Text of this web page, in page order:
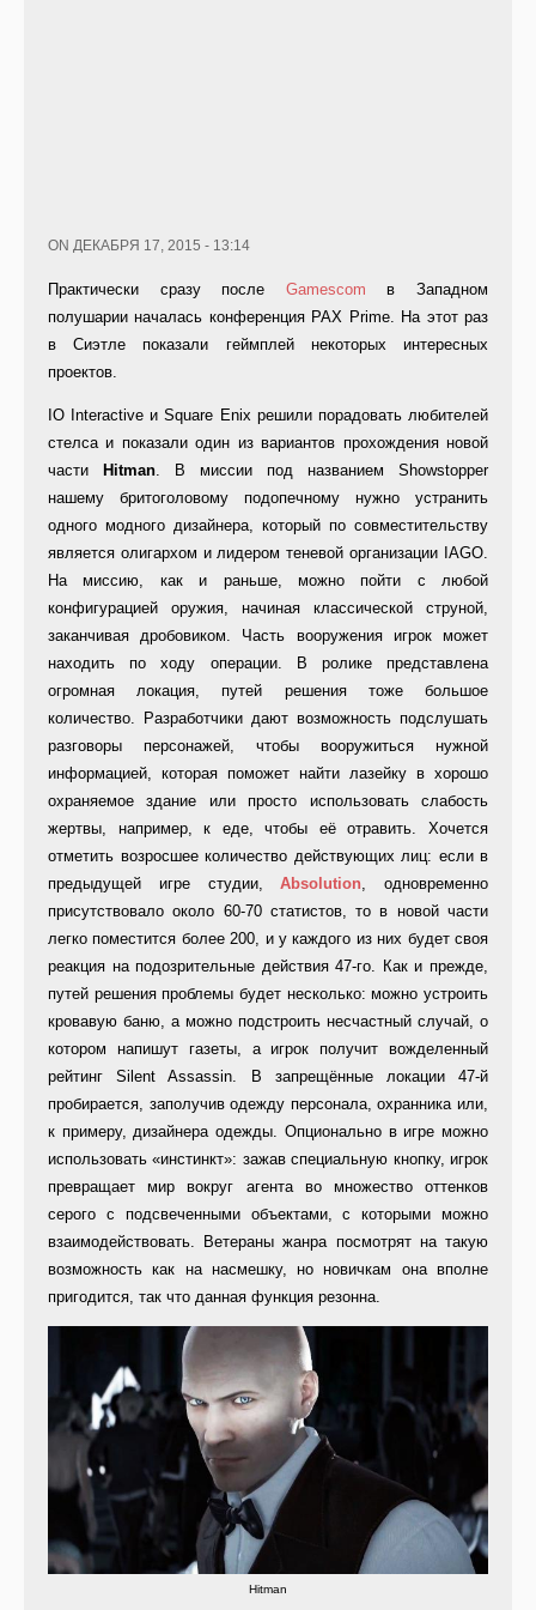
ON ДЕКАБРЯ 17, 2015 - 13:14
Практически сразу после Gamescom в Западном
полушарии началась конференция PAX Prime. На этот раз
в Сиэтле показали геймплей некоторых интересных
проектов.
IO Interactive и Square Enix решили порадовать любителей
стелса и показали один из вариантов прохождения новой
части
Hitman. В миссии под названием Showstopper
нашему бритоголовому подопечному нужно устранить
одного модного дизайнера, который по совместительству
является олигархом и лидером теневой организации IAGO.
На миссию, как и раньше, можно пойти с любой
конфигурацией оружия, начиная классической струной,
заканчивая дробовиком. Часть вооружения игрок может
находить по ходу операции. В ролике представлена
огромная локация, путей решения тоже большое
количество. Разработчики дают возможность подслушать
разговоры персонажей, чтобы вооружиться нужной
информацией, которая поможет найти лазейку в хорошо
охраняемое здание или просто использовать слабость
жертвы, например, к еде, чтобы её отравить. Хочется
отметить возросшее количество действующих лиц: если в
предыдущей игре студии,Absolution, одновременно
присутствовало около 60-70 статистов, то в новой части
легко поместится более 200, и у каждого из них будет своя
реакция на подозрительные действия 47-го. Как и прежде,
путей решения проблемы будет несколько: можно устроить
кровавую баню, а можно подстроить несчастный случай, о
котором напишут газеты, а игрок получит вожделенный
рейтинг Silent Assassin. В запрещённые локации 47-й
пробирается, заполучив одежду персонала, охранника или,
к примеру, дизайнера одежды. Опционально в игре можно
использовать «инстинкт»: зажав специальную кнопку, игрок
превращает мир вокруг агента во множество оттенков
серого с подсвеченными объектами, с которыми можно
взаимодействовать. Ветераны жанра посмотрят на такую
возможность как на насмешку, но новичкам она вполне
пригодится, так что данная функция резонна.
Hitman